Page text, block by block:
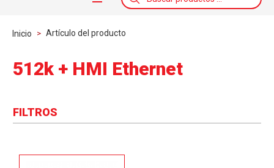
productos
Inicio > Artículo del producto
512k + HMI Ethernet
FILTROS